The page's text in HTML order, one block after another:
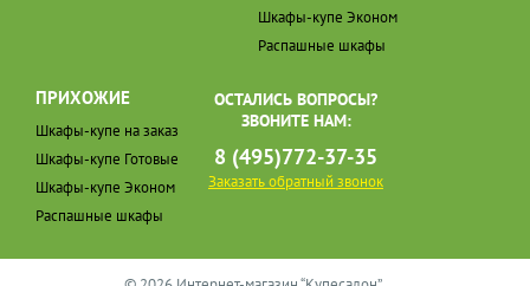
Шкафы-купе Эконом
Распашные шкафы
ПРИХОЖИЕ
Шкафы-купе на заказ
Шкафы-купе Готовые
Шкафы-купе Эконом
Распашные шкафы
ОСТАЛИСЬ ВОПРОСЫ?
ЗВОНИТЕ НАМ:
8 (495)772-37-35
Заказать обратный звонок